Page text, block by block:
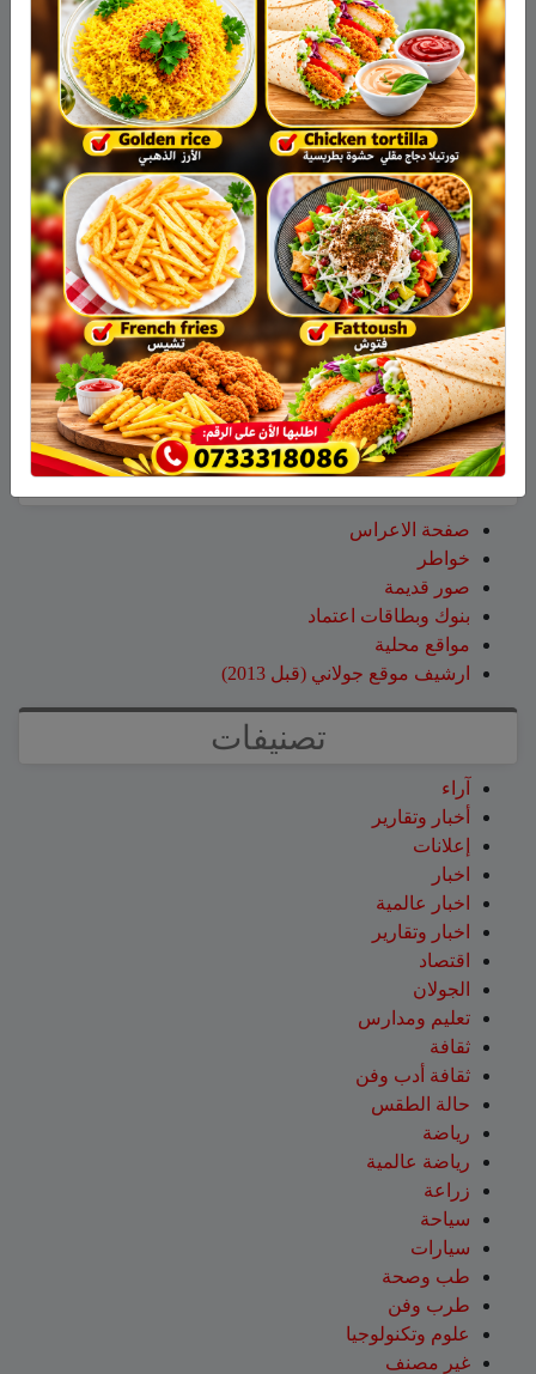
أحدث التعليقات
نبيه عويداتعلى
تخريج 14 نحالاً جديداً في الجولان بإشراف
جمعية نحالي الحرمون
عزاتعلى
تخريج 14 نحالاً جديداً في الجولان بإشراف
جمعية نحالي الحرمون
عقاب ابو شاهينعلىالجولاني هادي أبو رافع ينجح في
تسلق قمة مون بلان ويقود فريقاً إلى أعلى نقطة في أوروبا
الغربية
سلمان أبو عوادعلىهل أصبح الزوج أو الزوجة مجرد سلعة
نتخلص منها بعد استعمالها؟
طليع محمودعلىهل أصبح الزوج أو الزوجة مجرد سلعة
نتخلص منها بعد استعمالها؟
عبد اللهعلى
14 طاقم إطفاء والعديد من طائرات إطفاء
الحرائق لإخماد الحريق قرب عين قنية – فيديو
صفحات
صفحة الاعراس
خواطر
صور قديمة
بنوك وبطاقات اعتماد
مواقع محلية
ارشيف موقع جولاني (قبل 2013)
تصنيفات
آراء
أخبار وتقارير
إعلانات
اخبار
اخبار عالمية
اخبار وتقارير
اقتصاد
الجولان
تعليم ومدارس
ثقافة
ثقافة أدب وفن
حالة الطقس
رياضة
رياضة عالمية
زراعة
سياحة
سيارات
طب وصحة
طرب وفن
علوم وتكنولوجيا
غير مصنف